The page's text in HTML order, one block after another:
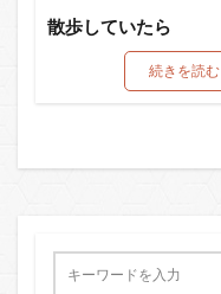
散歩していたら
続きを読む